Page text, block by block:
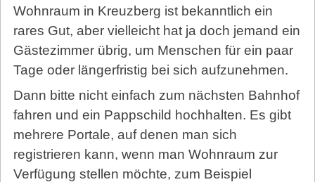
Wohnraum in Kreuzberg ist bekanntlich ein
rares Gut, aber vielleicht hat ja doch jemand ein
Gästezimmer übrig, um Menschen für ein paar
Tage oder längerfristig bei sich aufzunehmen.
Dann bitte nicht einfach zum nächsten Bahnhof
fahren und ein Pappschild hochhalten. Es gibt
mehrere Portale, auf denen man sich
registrieren kann, wenn man Wohnraum zur
Verfügung stellen möchte, zum Beispiel